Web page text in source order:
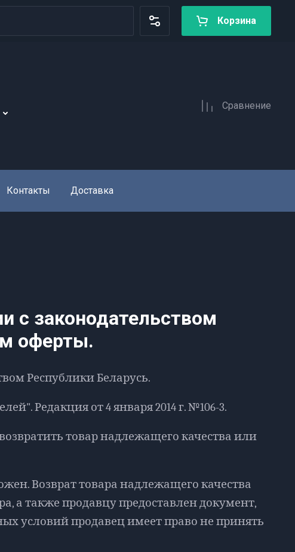
Корзина
Сравнение
Контакты Доставка
с законодательством
оферты.
Республики Беларусь.
Редакция от 4 января 2014 г. №106-3.
товар надлежащего качества или
Возврат товара надлежащего качества
а также продавцу предоставлен документ,
условий продавец имеет право не принять